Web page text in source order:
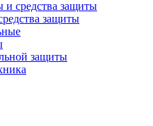
защиты
защиты